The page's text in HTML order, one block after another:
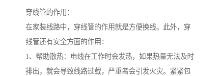
穿线管的作用：
在家装线路中，穿线管的作用就是方便换线。此外，穿
线管还有安全方面的作用：
1、帮助散热：电线在工作时会发热，如果热量无法及时
排出，就会导致线路过载，严重者会引发火灾。紧紧包